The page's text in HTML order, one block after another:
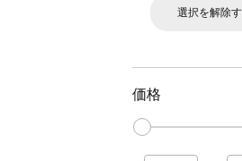
選択を解除
価格